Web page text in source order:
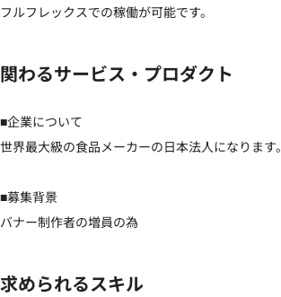
フルフレックスでの稼働が可能です。
関わるサービス・プロダクト
■企業について
世界最大級の食品メーカーの日本法人になります。
■募集背景
バナー制作者の増員の為
求められるスキル